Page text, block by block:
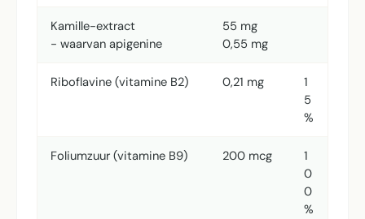
Kamille-extract
- waarvan apigenine
55 mg
0,55 mg
Riboflavine (vitamine B2) 0,21 mg
1
5
%
Foliumzuur (vitamine B9) 200 mcg
1
0
0
%